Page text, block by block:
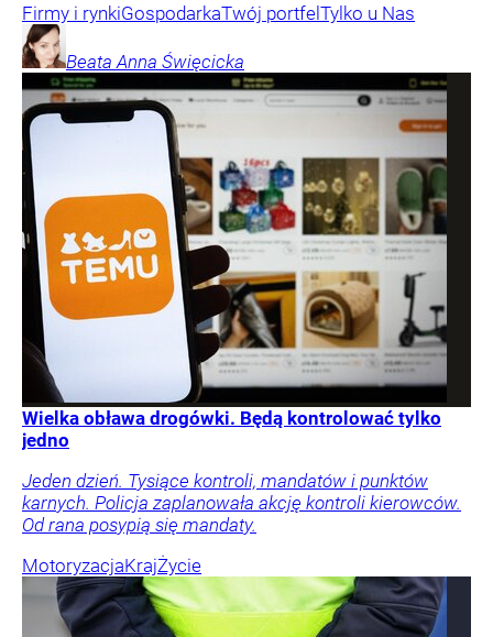
Firmy i rynkiGospodarkaTwój portfel Tylko u Nas
Beata Anna Święcicka
Wielka obława drogówki. Będą kontrolować tylko
jedno
Jeden dzień. Tysiące kontroli, mandatów i punktów
karnych. Policja zaplanowała akcję kontroli kierowców.
Od rana posypią się mandaty.
MotoryzacjaKrajŻycie